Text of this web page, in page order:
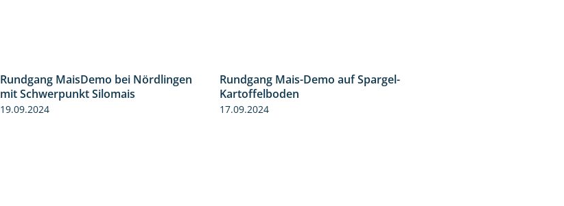
10:51
Rundgang MaisDemo bei Nördlingen
mit Schwerpunkt Silomais
19.09.2024
Rundgang Mais-Demo auf Spargel-
Kartoffelboden
17.09.2024